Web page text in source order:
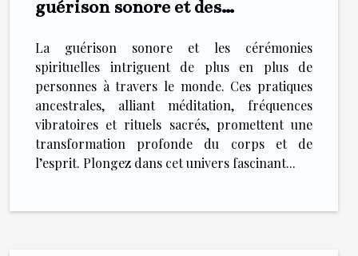
guérison sonore et des
La guérison sonore et les cérémonies
spirituelles intriguent de plus en plus de
personnes à travers le monde. Ces pratiques
ancestrales, alliant méditation, fréquences
vibratoires et rituels sacrés, promettent une
transformation profonde du corps et de
l’esprit. Plongez dans cet univers fascinant...